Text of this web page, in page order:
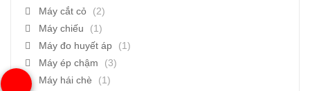
Máy cắt cỏ
(2)
Máy chiếu
(1)
Máy đo huyết áp
(1)
Máy ép chậm
(3)
Máy hái chè
(1)